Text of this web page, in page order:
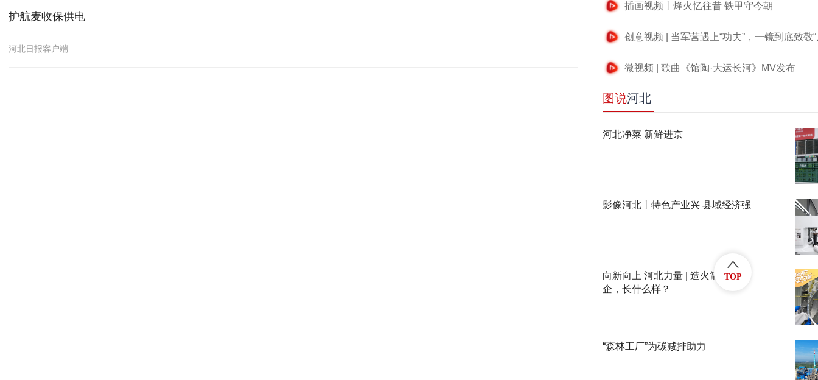
护航麦收保供电
河北日报客户端
插画视频丨烽火忆往昔 铁甲守今朝
创意视频 | 当军营遇上“功夫”，一镜到底致敬“
微视频 | 歌曲《馆陶·大运长河》MV发布
图说河北
河北净菜 新鲜进京
影像河北丨特色产业兴 县域经济强
向新向上 河北力量 | 造火箭的民
企，长什么样？
“森林工厂”为碳减排助力
TOP